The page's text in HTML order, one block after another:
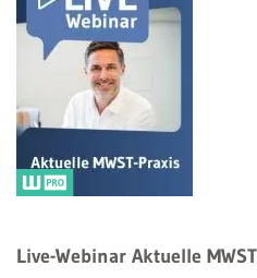
Live-Webinar Aktuelle